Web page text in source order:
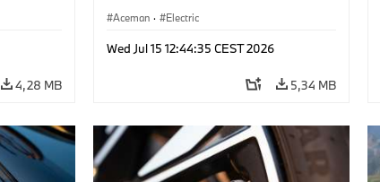
4,28 MB
Aceman · Electric
Wed Jul 15 12:44:35 CEST 2026
5,34 MB